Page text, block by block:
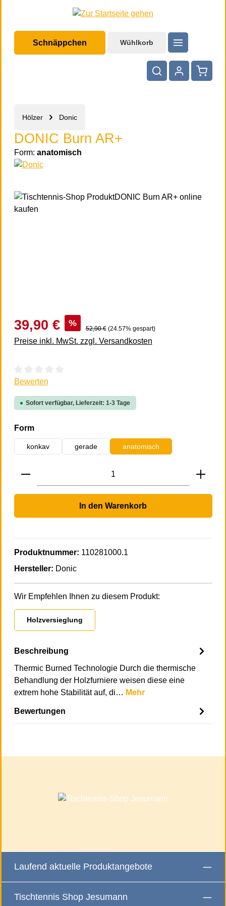
Schnäppchen Wühlkorb
Hölzer Donic
DONIC Burn AR+
Form: anatomisch
Bildergalerie überspringen
39,90 € %
52,90 € (24.57% gespart)
Preise inkl. MwSt. zzgl. Versandkosten
Durchschnittliche Bewertung von 0 von 5 Sternen
Bewerten
Sofort verfügbar, Lieferzeit: 1-3 Tage
Formauswählen
konkav gerade anatomisch
Produkt Anzahl: Gib den gewünschten
In den Warenkorb
Produktnummer: 110281000.1
Hersteller: Donic
Wir Empfehlen Ihnen zu diesem Produkt:
Holzversieglung
Beschreibung
Thermic Burned Technologie Durch die thermische
Behandlung der Holzfurniere weisen diese eine
extrem hohe Stabilität auf, di… Mehr
Bewertungen
Laufend aktuelle Produktangebote
Tischtennis Shop Jesumann